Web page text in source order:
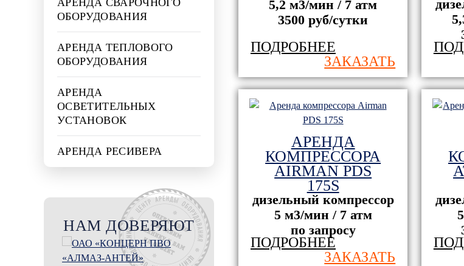
АРЕНДА СВАРОЧНОГО
ОБОРУДОВАНИЯ
АРЕНДА ТЕПЛОВОГО
ОБОРУДОВАНИЯ
АРЕНДА
ОСВЕТИТЕЛЬНЫХ
УСТАНОВОК
АРЕНДА РЕСИВЕРА
НАМ ДОВЕРЯЮТ
5,2 м3/мин / 7 атм
3500 руб/сутки
ПОДРОБНЕЕ
ЗАКАЗАТЬ
АРЕНДА
КОМПРЕССОРА
AIRMAN PDS
175S
дизельный компрессор
5 м3/мин / 7 атм
по запросу
ПОДРОБНЕЕ
ЗАКАЗАТЬ